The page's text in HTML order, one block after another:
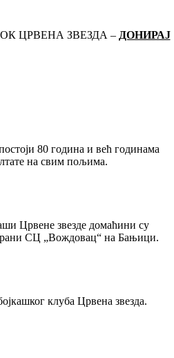
ЦРВЕНА ЗВЕЗДА – ДОНИРАЈ
80 годинa и већ годинама
на свим пољима.
Црвене звезде домаћини су
СЦ „Вождовац“ на Бањици.
клуба Црвена звезда.